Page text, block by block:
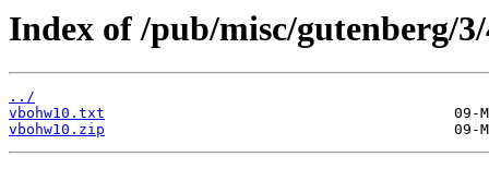
Index of /pub/misc/gutenberg/
../
vbohw10.txt
vbohw10.zip